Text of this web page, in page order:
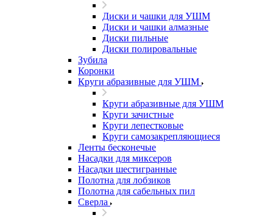
Диски и чашки для УШМ
Диски и чашки алмазные
Диски пильные
Диски полировальные
Зубила
Коронки
Круги абразивные для УШМ
Круги абразивные для УШМ
Круги зачистные
Круги лепестковые
Круги самозакрепляющиеся
Ленты бесконечые
Насадки для миксеров
Насадки шестигранные
Полотна для лобзиков
Полотна для сабельных пил
Сверла